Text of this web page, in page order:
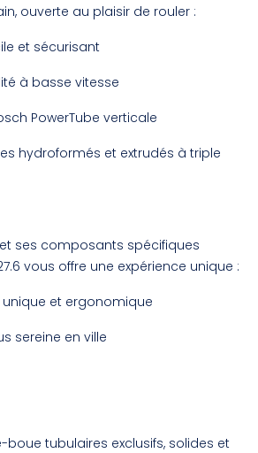
ouverte au plaisir de rouler :
et sécurisant
à basse vitesse
PowerTube verticale
hydroformés et extrudés à triple
ses composants spécifiques
vous offre une expérience unique :
et ergonomique
sereine en ville
boue tubulaires exclusifs, solides et